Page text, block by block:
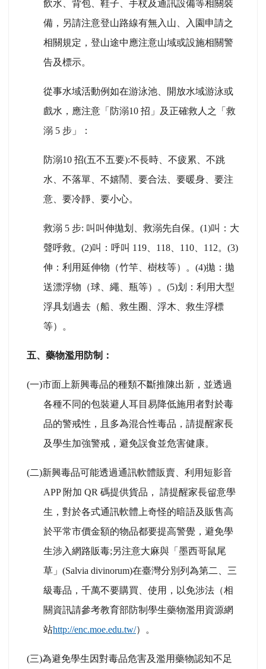
飲水、背包、鞋子、手杖及通訊設備等相關裝
備，另請注意登山路線有無入山、入園申請之
相關規定，登山途中應注意山域或設施相關警
告及標示。
從事水域活動例如在游泳池、開放水域游泳或
戲水，應注意「防溺10 招」及正確救人之「救
溺 5 步」：
防溺10 招(五不五要):不長時、不疲累、不跳
水、不落單、不嬉鬧、要合法、要暖身、要注
意、要冷靜、要小心。
救溺 5 步: 叫叫伸拋划、救溺先自保。(1)叫：大
聲呼救。(2)叫：呼叫 119、118、110、112。(3)
伸：利用延伸物（竹竿、樹枝等）。(4)拋：拋
送漂浮物（球、繩、瓶等）。(5)划：利用大型
浮具划過去（船、救生圈、浮木、救生浮標
等）。
五、藥物濫用防制：
(一)市面上新興毒品的種類不斷推陳出新，並透過
各種不同的包裝避人耳目易降低施用者對於毒
品的警戒性，且多為混合性毒品，請提醒家長
及學生加強警戒，避免誤食並危害健康。
(二)新興毒品可能透過通訊軟體販賣、利用短影音
APP 附加 QR 碼提供貨品， 請提醒家長留意學
生，對於各式通訊軟體上奇怪的暗語及販售高
於平常市價金額的物品都要提高警覺，避免學
生涉入網路販毒;另注意大麻與「墨西哥鼠尾
草」(Salvia divinorum)在臺灣分別列為第二、三
級毒品，千萬不要購買、使用，以免涉法（相
關資訊請參考教育部防制學生藥物濫用資源網
站http://enc.moe.edu.tw/）。
(三)為避免學生因對毒品危害及濫用藥物認知不足